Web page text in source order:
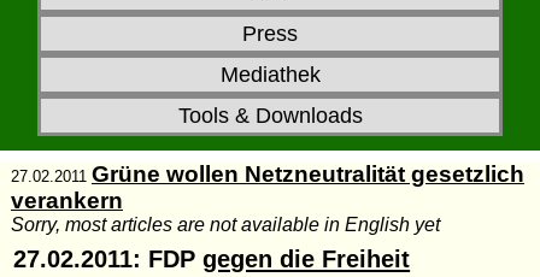
Press
Mediathek
Tools & Downloads
27.02.2011 Grüne wollen Netzneutralität gesetzlich
verankern
Sorry, most articles are not available in English yet
27.02.2011: FDPgegen die Freiheit